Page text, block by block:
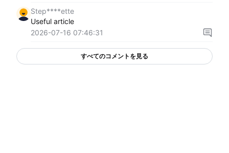
Step****ette
Useful article
2026-07-16 07:46:31
すべてのコメントを見る